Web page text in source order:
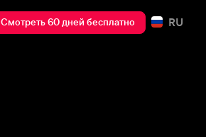
Смотреть 60 дней бесплатно RU